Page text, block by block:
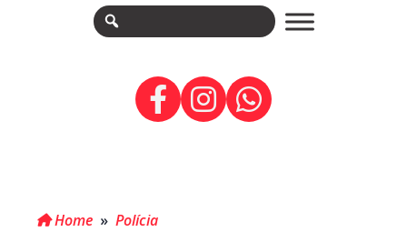
Home » Polícia